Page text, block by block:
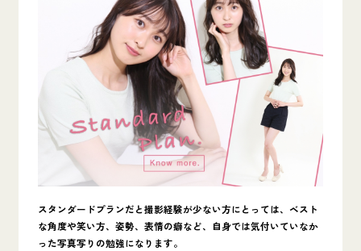
スタンダードプランだと撮影経験が少ない方にとっては、ベスト
な角度や笑い方、姿勢、表情の癖など、自身では気付いていなか
った写真写りの勉強になります。